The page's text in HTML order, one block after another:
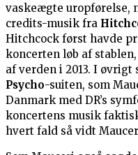
vaskeægte uropførelse,
credits-musik fra
Hitchcock først havde
koncerten løb af
af verden i 2013. I
Psycho-suiten, som
Danmark med DR’s
koncertens musik
hvert fald så vidt